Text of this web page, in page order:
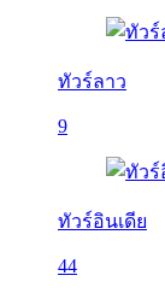
ทัวร์ลาว
9
ทัวร์อินเดีย
44